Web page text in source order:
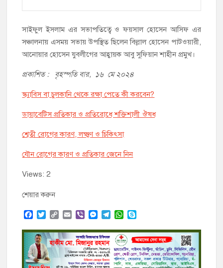
সাইফুল ইসলাম এর সভাপতিত্বে ও ফয়সাল হোসেন আসিফ এর
সঞ্চালনায় এসময় সভায় উপস্থিত ছিলেন বিল্লাল হোসেন পাটওয়ারী,
আনোয়ার হোসেন যুবলীগের আহ্বায়ক আবু সুফিয়ান শাহীন প্রমুখ।
প্রকাশিত : বৃহস্পতি বার, ১৬ মে ২০২৪
স্ক্যাবিস বা চুলকানি থেকে রক্ষা পেতে কী করবেন?
ডায়াবেটিস প্রতিকার ও প্রতিরোধে শক্তিশালী ঔষধ
শ্বেতী রোগের কারণ, লক্ষ্মণ ও চিকিৎসা
যৌন রোগের কারণ ও প্রতিকার জেনে নিন
Views: 2
শেয়ার করুন
F
c
e
b
o
T
i
t
t
e
C
p
y
L
i
E
a
i
l
V
b
e
r
M
s
s
e
n
T
l
e
g
W
a
t
s
A
y
p
e